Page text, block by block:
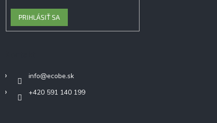
PRIHLÁSIŤ SA
info@ecobe.sk
+420 591 140 199